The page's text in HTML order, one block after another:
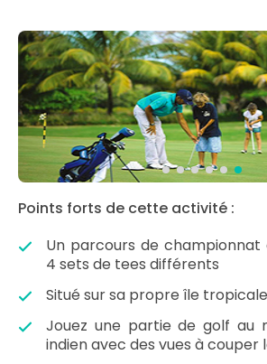
Points forts de cette activité :
Un parcours de championnat
4 sets de tees différents
Situé sur sa propre île
Jouez une partie de golf au
indien avec des vues à couper